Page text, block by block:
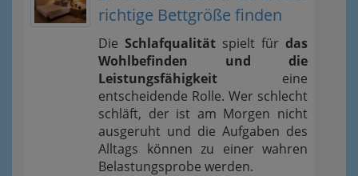
richtige Bettgröße finden
Die Schlafqualität spielt für das
Wohlbefinden und die
Leistungsfähigkeit eine
entscheidende Rolle. Wer schlecht
schläft, der ist am Morgen nicht
ausgeruht und die Aufgaben des
Alltags können zu einer wahren
Belastungsprobe werden.